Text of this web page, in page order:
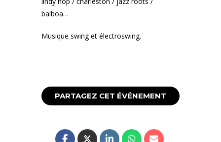
balboa…
Musique swing et électroswing.
PARTAGEZ CET ÉVÉNEMENT